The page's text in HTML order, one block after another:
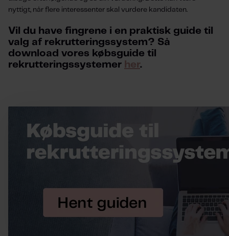
nyttigt, når flere interessenter skal vurdere kandidaten.
Vil du have fingrene i en praktisk guide til
valg af rekrutteringssystem? Så
d ownload vores købsguide til
rekrutteringssystemer her.